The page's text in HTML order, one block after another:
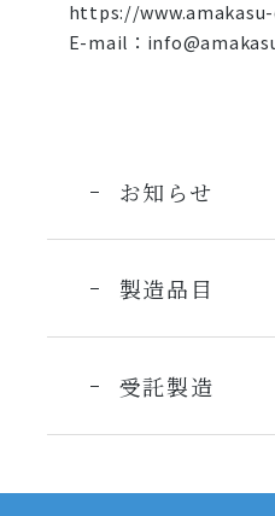
https://
E-mail：
お知らせ
製造品目
受託製造